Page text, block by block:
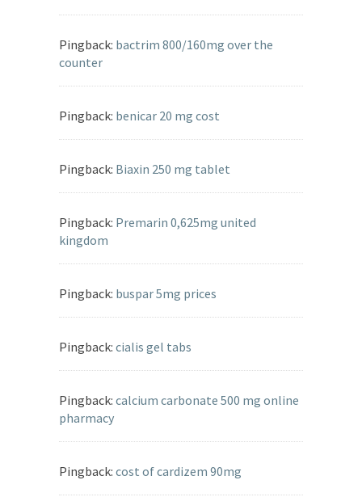
Pingback: bactrim 800/160mg over the
counter
Pingback: benicar 20 mg cost
Pingback: Biaxin 250 mg tablet
Pingback: Premarin 0,625mg united
kingdom
Pingback: buspar 5mg prices
Pingback: cialis gel tabs
Pingback: calcium carbonate 500 mg online
pharmacy
Pingback: cost of cardizem 90mg